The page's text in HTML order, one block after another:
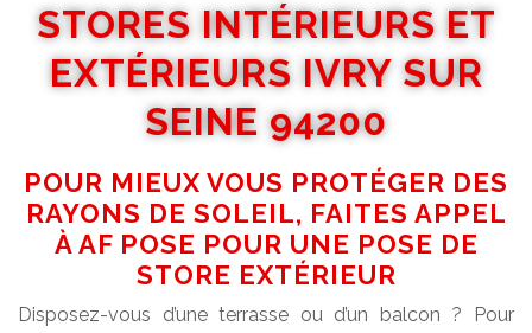
STORES INTÉRIEURS ET
EXTÉRIEURS IVRY SUR
SEINE 94200
POUR MIEUX VOUS PROTÉGER DES
RAYONS DE SOLEIL, FAITES APPEL
À AF POSE POUR UNE POSE DE
STORE EXTÉRIEUR
Disposez-vous d’une terrasse ou d’un balcon ? Pour